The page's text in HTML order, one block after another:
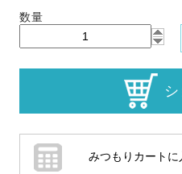
数量